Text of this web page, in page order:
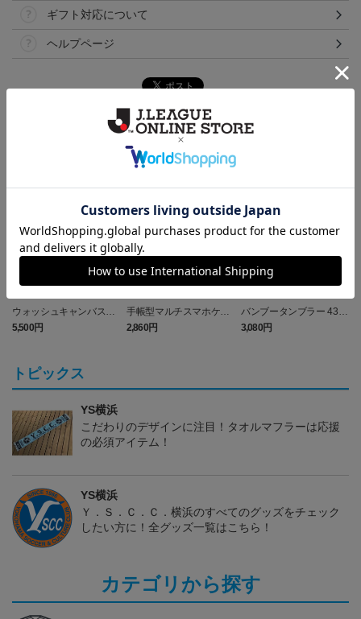
ギフト対応について
ヘルプページ
ウォッシュキャンバス＆
ツイル エプロン (Y.S.C.C.
横浜)
5,500円
手帳型マルチスマホケー
ス (Y.S.C.C.横浜)
2,860円
バンブータンブラー 430
ml (Y.S.C.C.横浜)
3,080円
トピックス
YS横浜
こだわりのデザインに注目！タオルマフラーは応援
の必須アイテム！
YS横浜
Ｙ．Ｓ．Ｃ．Ｃ．横浜のすべてのグッズをチェック
したい方に！全グッズ一覧はこちら！
カテゴリから探す